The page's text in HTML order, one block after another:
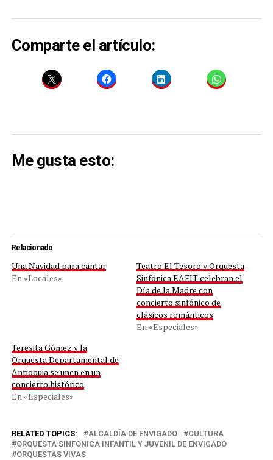
Comparte el artículo:
Me gusta esto:
Relacionado
Una Navidad para cantar
En «Locales»
Teatro El Tesoro y Orquesta
Sinfónica EAFIT celebran el
Día de la Madre con
concierto sinfónico de
clásicos románticos
En «Especiales»
Teresita Gómez y la
Orquesta Departamental de
Antioquia se unen en un
concierto histórico
En «Especiales»
RELATED TOPICS: ALCALDÍA DE ENVIGADO
CULTURA
ORQUESTA SINFÓNICA INFANTIL Y JUVENIL DE ENVIGADO
ORQUESTAS VIVAS